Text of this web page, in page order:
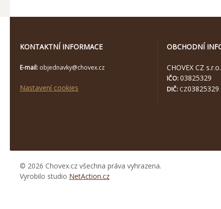
KONTAKTNÍ INFORMACE
E-mail: objednavky@chovex.cz
Nastavení cookies
OBCHODNÍ
CHOVEX CZ s.r.o.
IČO:03825329
DIČ: CZ03825329
© 2026 Chovex.cz všechna práva vyhrazena.
Vyrobilo studio NetAction.cz